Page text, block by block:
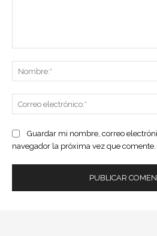
Guardar mi nombre, correo
navegador la próxima vez que comente.